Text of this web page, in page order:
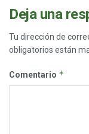
Deja una
Tu dirección de
obligatorios están
Comentario *